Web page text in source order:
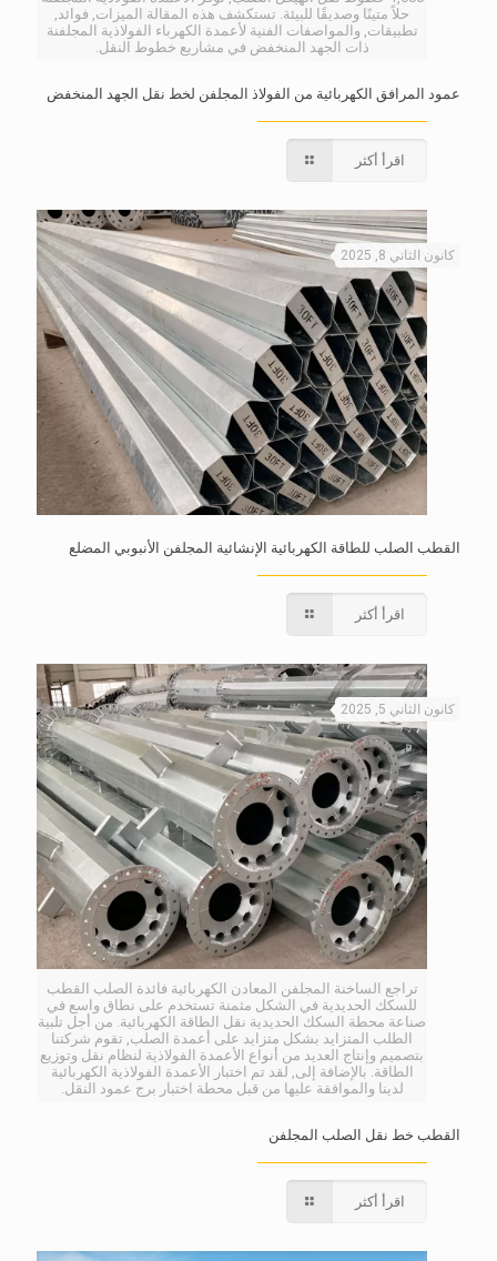
حلاً متينًا وصديقًا للبيئة. تستكشف هذه المقالة الميزات, فوائد,
تطبيقات, والمواصفات الفنية لأعمدة الكهرباء الفولاذية المجلفنة
ذات الجهد المنخفض في مشاريع خطوط النقل.
عمود المرافق الكهربائية من الفولاذ المجلفن لخط نقل الجهد المنخفض
اقرأ أكثر
كانون الثاني 8, 2025
القطب الصلب للطاقة الكهربائية الإنشائية المجلفن الأنبوبي المضلع
اقرأ أكثر
تراجع الساخنة المجلفن المعادن الكهربائية فائدة الصلب القطب
للسكك الحديدية في الشكل مثمنة تستخدم على نطاق واسع في
صناعة محطة السكك الحديدية نقل الطاقة الكهربائية. من أجل تلبية
الطلب المتزايد بشكل متزايد على أعمدة الصلب, تقوم شركتنا
بتصميم وإنتاج العديد من أنواع الأعمدة الفولاذية لنظام نقل وتوزيع
الطاقة. بالإضافة إلى, لقد تم اختبار الأعمدة الفولاذية الكهربائية
لدينا والموافقة عليها من قبل محطة اختبار برج عمود النقل.
كانون الثاني 5, 2025
القطب خط نقل الصلب المجلفن
اقرأ أكثر